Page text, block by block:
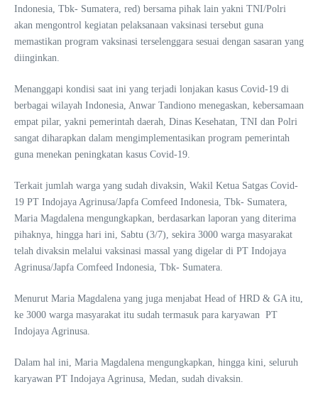
Indonesia, Tbk- Sumatera, red) bersama pihak lain yakni TNI/Polri
akan mengontrol kegiatan pelaksanaan vaksinasi tersebut guna
memastikan program vaksinasi terselenggara sesuai dengan sasaran yang
diinginkan.
Menanggapi kondisi saat ini yang terjadi lonjakan kasus Covid-19 di
berbagai wilayah Indonesia, Anwar Tandiono menegaskan, kebersamaan
empat pilar, yakni pemerintah daerah, Dinas Kesehatan, TNI dan Polri
sangat diharapkan dalam mengimplementasikan program pemerintah
guna menekan peningkatan kasus Covid-19.
Terkait jumlah warga yang sudah divaksin, Wakil Ketua Satgas Covid-
19 PT Indojaya Agrinusa/Japfa Comfeed Indonesia, Tbk- Sumatera,
Maria Magdalena mengungkapkan, berdasarkan laporan yang diterima
pihaknya, hingga hari ini, Sabtu (3/7), sekira 3000 warga masyarakat
telah divaksin melalui vaksinasi massal yang digelar di PT Indojaya
Agrinusa/Japfa Comfeed Indonesia, Tbk- Sumatera.
Menurut Maria Magdalena yang juga menjabat Head of HRD & GA itu,
ke 3000 warga masyarakat itu sudah termasuk para karyawan PT
Indojaya Agrinusa.
Dalam hal ini, Maria Magdalena mengungkapkan, hingga kini, seluruh
karyawan PT Indojaya Agrinusa, Medan, sudah divaksin.